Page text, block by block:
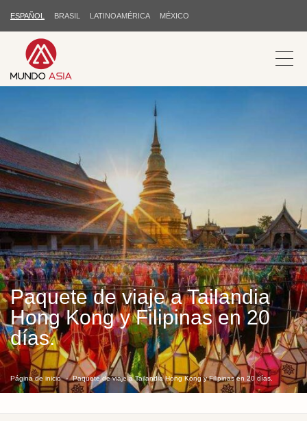
ESPAÑOL BRASIL LATINOAMÉRICA MÉXICO
Paquete de viaje a Tailandia
Hong Kong y Filipinas en 20
días.
Página de inicio Paquete de viaje a Tailandia Hong Kong y Filipinas en 20 días.